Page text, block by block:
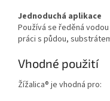
Jednoduchá aplikace
Používá se ředěná
práci s půdou,
Vhodné použití
Žížalica® je vhodná pro: